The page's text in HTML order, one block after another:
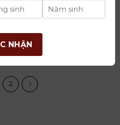
PRIMITIVO SALENTO
1.150.000 ₫
2
NHẬN